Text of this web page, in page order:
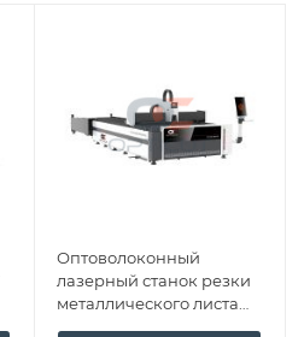
Оптоволоконный
лазерный станок резки
металлического листа